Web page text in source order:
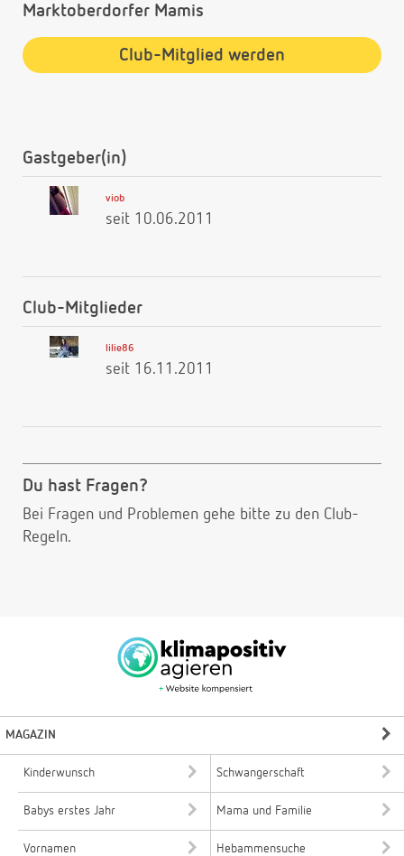
Marktoberdorfer Mamis
Club-Mitglied werden
Gastgeber(in)
viob
seit 10.06.2011
Club-Mitglieder
lilie86
seit 16.11.2011
Du hast Fragen?
Bei Fragen und Problemen gehe bitte zu den Club-
Regeln.
MAGAZIN
Kinderwunsch Schwangerschaft
Babys erstes Jahr Mama und Familie
Vornamen Hebammensuche